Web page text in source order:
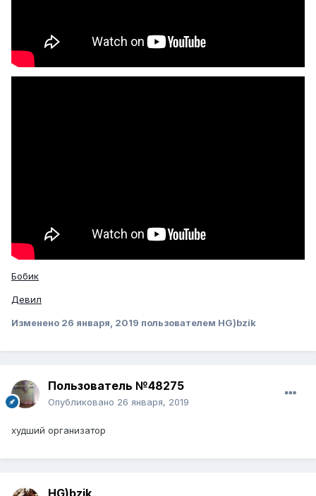
Бобик
Девил
Изменено 26 января, 2019 пользователем HG)bzik
Пользователь №48275
Опубликовано 26 января, 2019
худший организатор
HG)bzik